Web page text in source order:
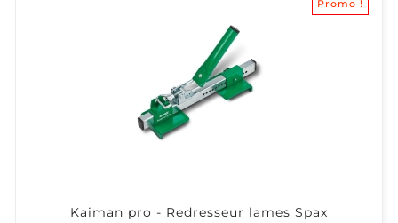
Promo !
Kaiman pro - Redresseur lames Spax